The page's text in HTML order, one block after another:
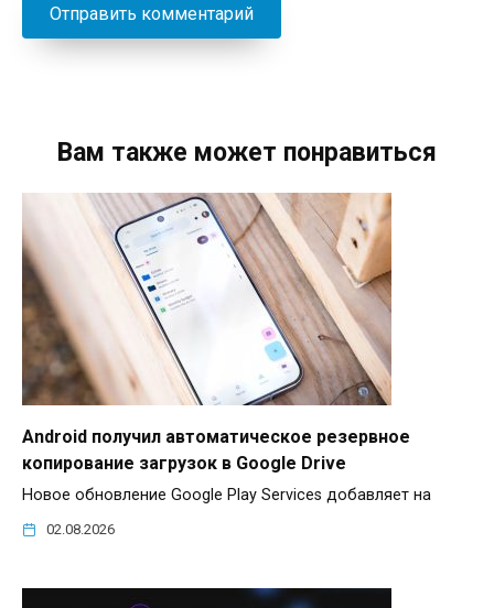
Вам также может понравиться
Android получил автоматическое резервное
копирование загрузок в Google Drive
Новое обновление Google Play Services добавляет на
02.08.2026